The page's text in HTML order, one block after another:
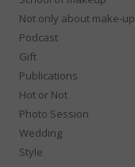
Not only about make-up
Podcast
Gift
Publications
Hot or Not
Photo Session
Wedding
Style